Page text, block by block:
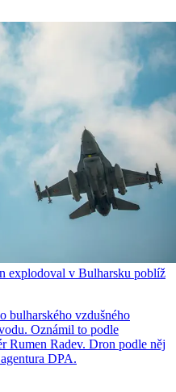
explodoval v Bulharsku poblíž
bulharského vzdušného
Oznámil to podle
Rumen Radev. Dron podle něj
DPA.